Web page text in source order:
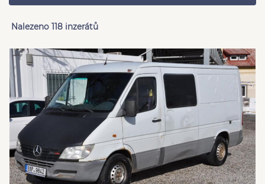
Nalezeno 118 inzerátů